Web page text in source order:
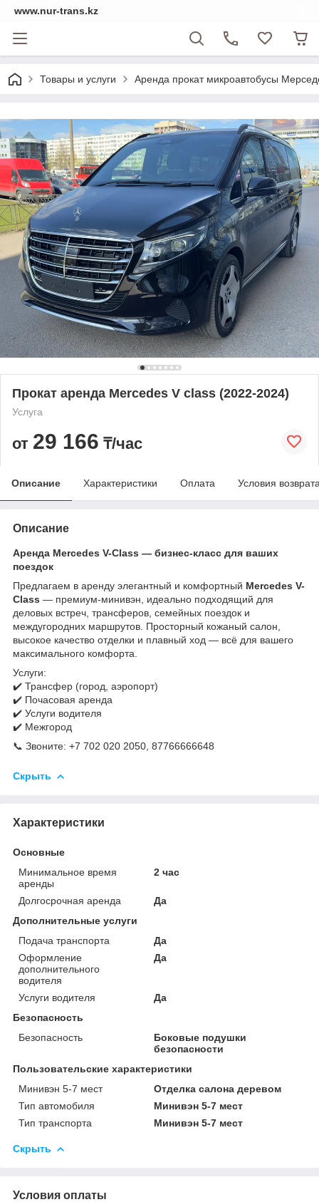
www.nur-trans.kz
Товары и услуги Аренда прокат микроавтобусы
Прокат аренда Mercedes V class (2022-2024)
Услуга
от 29 166 ₸/час
Описание Характеристики Оплата Условия
Описание
Аренда Mercedes V-Class — бизнес-класс для ваших
поездок
Предлагаем в аренду элегантный и комфортный Mercedes V-
Class — премиум-минивэн, идеально подходящий для
деловых встреч, трансферов, семейных поездок и
междугородних маршрутов. Просторный кожаный салон,
высокое качество отделки и плавный ход — всё для вашего
максимального комфорта.
Услуги:
✔️ Трансфер (город, аэропорт)
✔️ Почасовая аренда
✔️ Услуги водителя
✔️ Межгород
📞 Звоните: +7 702 020 2050, 87766666648
Скрыть
Характеристики
Основные
Минимальное время
аренды
2 час
Долгосрочная аренда
Да
Дополнительные услуги
Подача транспорта
Да
Оформление
дополнительного
водителя
Да
Услуги водителя
Да
Безопасность
Безопасность
Боковые подушки
безопасности
Пользовательские характеристики
Минивэн 5-7 мест
Отделка салона деревом
Тип автомобиля
Минивэн 5-7 мест
Тип транспорта
Минивэн 5-7 мест
Скрыть
Условия оплаты